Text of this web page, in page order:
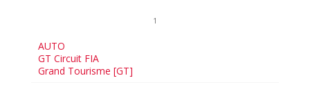
1
AUTO
GT Circuit FIA
Grand Tourisme [GT]